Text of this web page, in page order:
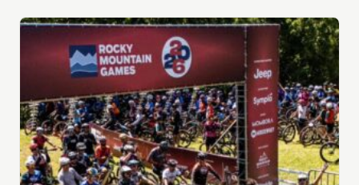
Lika Almeida, bicampeä Trail 21K – Foto: Marcelo Maragni /
Rocky Mountain Games
Enquanto familiares e amigos se divertiam
com ativações, food trucks, música e
acompanhavam informações das